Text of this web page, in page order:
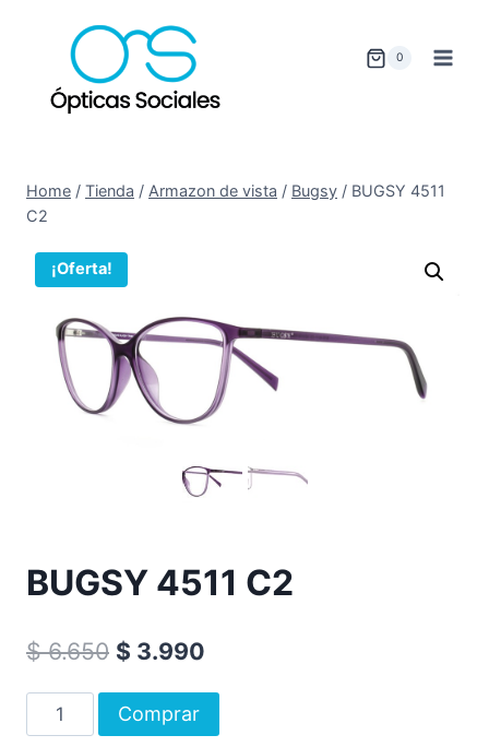
0
Home / Tienda / Armazon de vista / Bugsy / BUGSY 4511
C2
¡Oferta!
BUGSY 4511 C2
$6.650 $ 3.990
Comprar